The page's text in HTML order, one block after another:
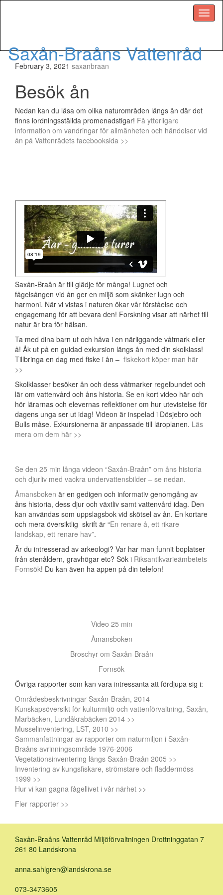
Menu
Saxån-Braåns Vattenråd
February 3, 2021 saxanbraan
Besök ån
Nedan kan du läsa om olika naturområden längs ån där det
finns iordningsställda promenadstigar! Få ytterligare
information om vandringar för allmänheten och händelser vid
ån på Vattenrådets facebooksida >>
Saxån-Braån är till glädje för många! Lugnet och
fågelsången vid ån ger en miljö som skänker lugn och
harmoni. När vi vistas i naturen ökar vår förståelse och
engagemang för att bevara den! Forskning visar att närhet till
natur är bra för hälsan.
Ta med dina barn ut och håva i en närliggande våtmark eller
å! Åk ut på en guidad exkursion längs ån med din skolklass!
Tillbringa en dag med fiske i ån – fiskekort köper man här
>>
Skolklasser besöker ån och dess våtmarker regelbundet och
lär om vattenvård och åns historia. Se en kort video här och
hör lärarnas och elevernas reflektioner om hur utevistelse för
dagens unga ser ut idag! Videon är inspelad i Dösjebro och
Bulls måse. Exkursionerna är anpassade till läroplanen. Läs
mera om dem här >>
Se den 25 min långa videon “Saxån-Braån” om åns historia
och djurliv med vackra undervattensbilder – se nedan.
Åmansboken är en gedigen och informativ genomgång av
åns historia, dess djur och växtliv samt vattenvård idag. Den
kan användas som uppslagsbok vid skötsel av ån. En kortare
och mera översiktlig skrift är “En renare å, ett rikare
landskap, ett renare hav”.
Är du intresserad av arkeologi? Var har man funnit boplatser
från stenåldern, gravhögar etc? Sök i Riksantikvarieämbetets
Fornsök! Du kan även ha appen på din telefon!
Video 25 min
Åmansboken
Broschyr om Saxån-Braån
Fornsök
Övriga rapporter som kan vara intressanta att fördjupa sig i:
Områdesbeskrivningar Saxån-Braån, 2014
Kunskapsöversikt för kulturmiljö och vattenförvaltning, Saxån,
Marbäcken, Lundåkrabäcken 2014 >>
Musselinventering, LST, 2010 >>
Sammanfattningar av rapporter om naturmiljon i Saxån-
Braåns avrinningsområde 1976-2006
Vegetationsinventering längs Saxån-Braån 2005 >>
Inventering av kungsfiskare, strömstare och fladdermöss
1999 >>
Hur vi kan gagna fågellivet i vår närhet >>
Fler rapporter >>
Saxån-Braåns Vattenråd Miljöförvaltningen Drottninggatan 7
261 80 Landskrona
anna.sahlgren@landskrona.se
073-3473605